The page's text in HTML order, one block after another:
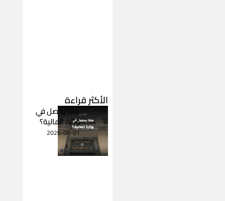
الأكثر قراءة
ماذا يحصل في
وزارة المالية؟
2026-08-01